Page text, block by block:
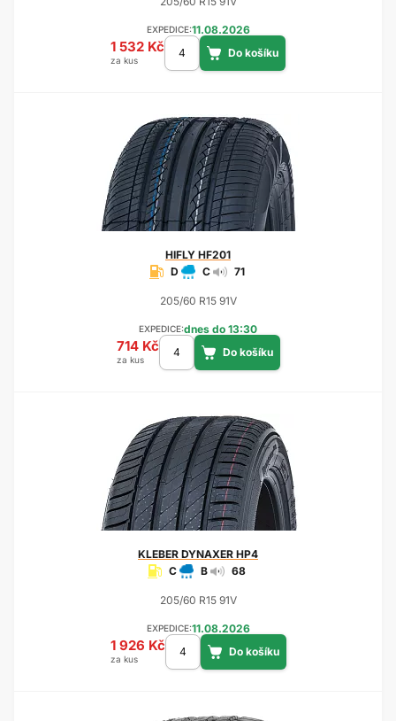
EXPEDICE:11.08.2026
1 532 Kč
za kus
HIFLY HF201
D
C 71
205/60 R15 91V
EXPEDICE:dnes do 13:30
714 Kč
za kus
KLEBER DYNAXER HP4
C
B 68
205/60 R15 91V
EXPEDICE:11.08.2026
1 926 Kč
za kus